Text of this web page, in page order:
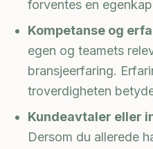
forventes en
Kompetanse og
egen og teamets
bransjeerfaring.
troverdigheten
Kundeavtaler eller
Dersom du allerede